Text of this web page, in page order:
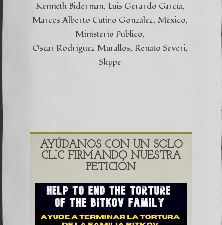
Kenneth Biderman Luis Gerardo García
Marcos Alberto Cutino González México
Ministerio Público
Oscar Rodriguez Murallos Renato Severi
Skype
AYÚDANOS CON UN SOLO
CLIC FIRMANDO NUESTRA
PETICIÓN